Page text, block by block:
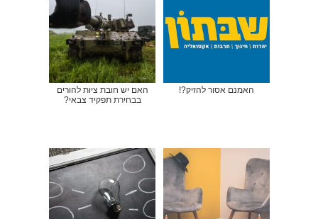
האמנם אסור להזיק?!
האם יש חובת ציות להורים
בבחירת תפקיד צבאי?